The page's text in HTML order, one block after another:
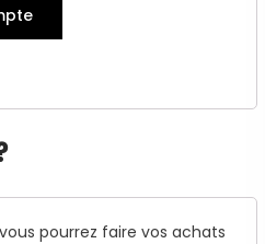
pourrez faire vos achats